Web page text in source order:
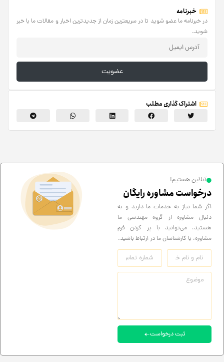
خبرنامه
در خبرنامه ما عضو شوید تا در سریعترین زمان از جدیدترین اخبار و مقالات ما با خبر
شوید.
عضویت
اشتراک گذاری مطلب
آنلاین هستیم!
درخواست مشاوره رایگان
اگر شما نیاز به خدمات ما دارید و به
دنبال مشاوره از گروه مهندسی ما
هستید، می‌توانید با پر کردن فرم
مشاوره، با کارشناسان ما در ارتباط باشید.
ثبت درخواست